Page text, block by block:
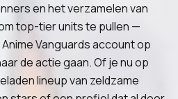
en het verzamelen van
top-tier units te pullen —
Vanguards account op
de actie gaan. Of je nu op
lineup van zeldzame